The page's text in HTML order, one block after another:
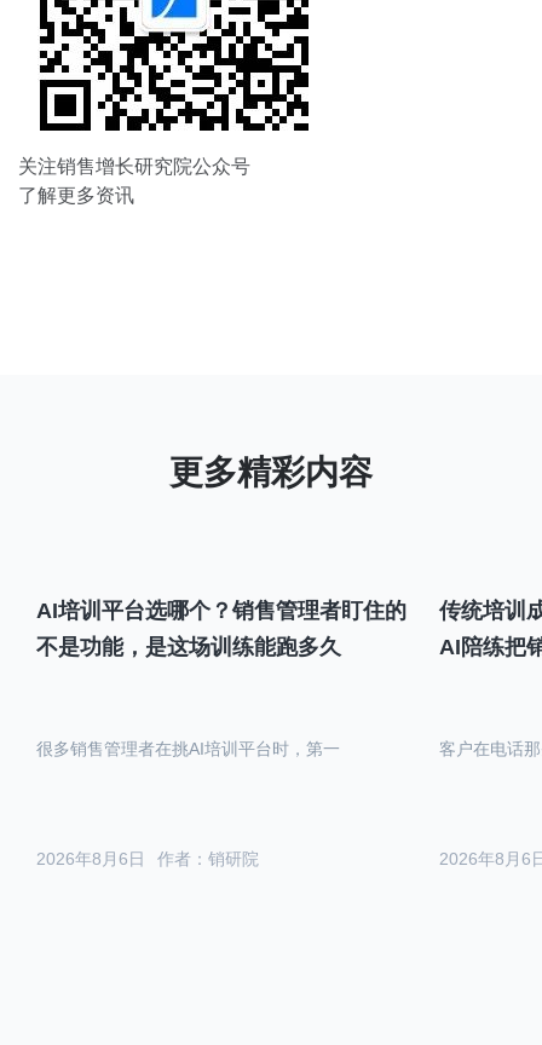
关注销售增长研究院公众号
了解更多资讯
AI培训平台选哪个？销售管理者盯住的
不是功能，是这场训练能跑多久
作者：销研院
2026年8月6日
很多销售管理者在挑AI培训平台时，第一
传统培训
AI陪练把
2026年8月6
客户在电话